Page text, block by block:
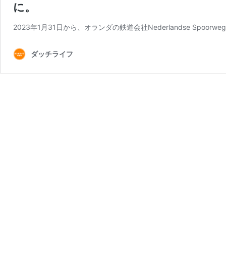
に。
2023年1月31日から、オランダの鉄道会社Nederlandse
ダッチライフ